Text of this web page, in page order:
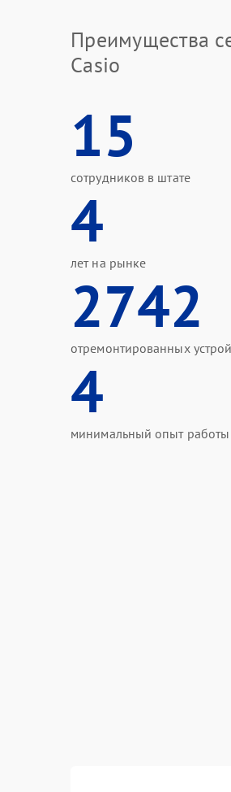
Преимущества
Casio
15
сотрудников в штате
4
лет на рынке
2742
отремонтированных
4
минимальный опыт работы